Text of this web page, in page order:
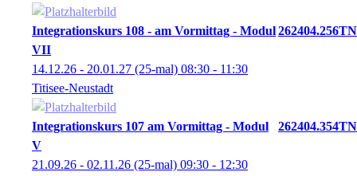
Integrationskurs 108 - am Vormittag - Modul
VII
262404.256TN
14.12.26 - 20.01.27 (25-mal) 08:30 - 11:30
Titisee-Neustadt
Integrationskurs 107 am Vormittag - Modul
V
262404.354TN
21.09.26 - 02.11.26 (25-mal) 09:30 - 12:30